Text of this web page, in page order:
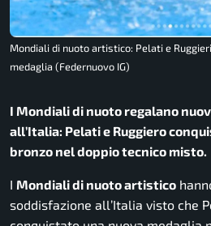
Mondiali di nuoto artistico: Pelati e
medaglia (Federnuovo IG)
I Mondiali di nuoto regalano
all’Italia: Pelati e Ruggiero
bronzo nel doppio tecnico misto.
I Mondiali di nuoto artistico
soddisfazione all’Italia visto che